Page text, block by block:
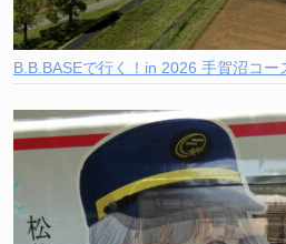
B.B.BASEで行く！in 2026 手賀沼コー